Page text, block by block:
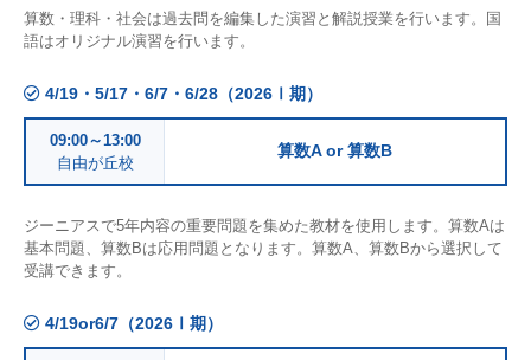
算数・理科・社会は過去問を編集した演習と解説授業を行います。国
語はオリジナル演習を行います。
4/19・5/17・6/7・6/28（2026Ⅰ期）
09:00～13:00
自由が丘校
算数A or 算数B
ジーニアスで5年内容の重要問題を集めた教材を使用します。算数Aは
基本問題、算数Bは応用問題となります。算数A、算数Bから選択して
受講できます。
4/19or6/7（2026Ⅰ期）